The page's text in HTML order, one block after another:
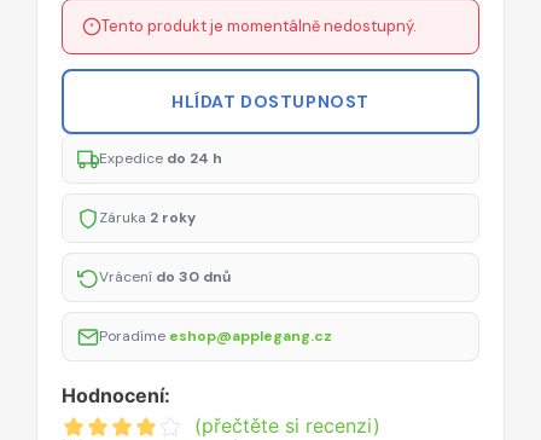
Tento produkt je momentálně nedostupný.
HLÍDAT DOSTUPNOST
Expedice do 24 h
Záruka 2 roky
Vrácení do 30 dnů
Poradíme eshop@applegang.cz
Hodnocení:
(přečtěte si recenzi)